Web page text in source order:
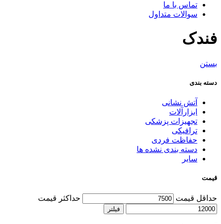
تماس با ما
سوالات متداول
فندک
بستن
دسته بندی
آتش نشانی
ابزارآلات
تجهیزات پزشکی
ترافیکی
حفاظت فردی
دسته بندی نشده ها
سایر
قیمت
حداقل قیمت حداکثر قیمت
فیلتر